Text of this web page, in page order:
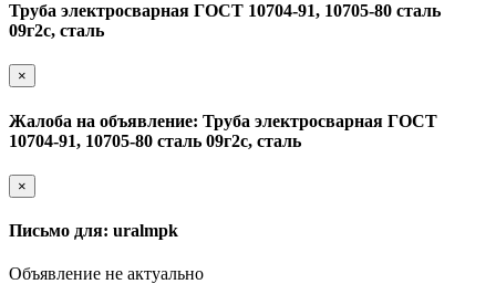
Труба электросварная ГОСТ 10704-91, 10705-80 сталь
09г2с, сталь
×
Жалоба на объявление: Труба электросварная ГОСТ
10704-91, 10705-80 сталь 09г2с, сталь
×
Письмо для: uralmpk
Объявление не актуально